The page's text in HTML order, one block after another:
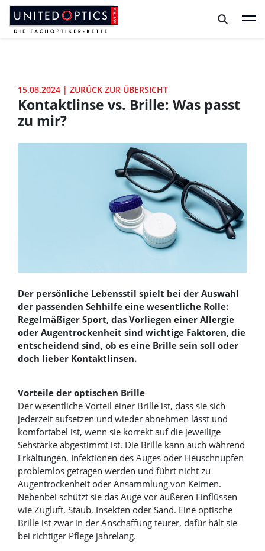
Zum Hauptinhalt springen
Zum Footer springen
15.08.2024 | ZURÜCK ZUR ÜBERSICHT
Kontaktlinse vs. Brille: Was passt
zu mir?
Der persönliche Lebensstil spielt bei der Auswahl
der passenden Sehhilfe eine wesentliche Rolle:
Regelmäßiger Sport, das Vorliegen einer Allergie
oder Augentrockenheit sind wichtige Faktoren, die
entscheidend sind, ob es eine Brille sein soll oder
doch lieber Kontaktlinsen.
Vorteile der optischen Brille
Der wesentliche Vorteil einer Brille ist, dass sie sich
jederzeit aufsetzen und wieder abnehmen lässt und
komfortabel ist, wenn sie korrekt auf die jeweilige
Sehstärke abgestimmt ist. Die Brille kann auch während
Erkältungen, Infektionen des Auges oder Heuschnupfen
problemlos getragen werden und führt nicht zu
Augentrockenheit oder Ansammlung von Keimen.
Nebenbei schützt sie das Auge vor äußeren Einflüssen
wie Zugluft, Staub, Insekten oder Sand. Eine optische
Brille ist zwar in der Anschaffung teurer, dafür hält sie
bei richtiger Pflege jahrelang.